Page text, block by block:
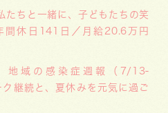
たちと一緒に、子どもたちの笑
間休日141日／月給20.6万円
地域の感染症週報（7/13-
継続と、夏休みを元気に過ご